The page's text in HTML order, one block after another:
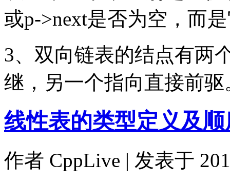
或p->next是否为空，而
3、双向链表的结点有两
继，另一个指向直接前
线性表的类型定义及
作者 CppLive | 发表于